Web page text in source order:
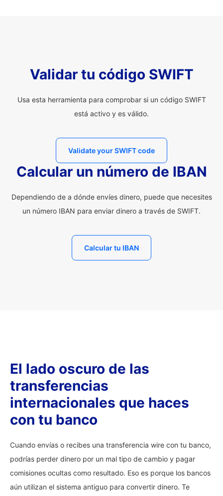
Validar tu código SWIFT
Usa esta herramienta para comprobar si un código SWIFT
está activo y es válido.
Validate your SWIFT code
Calcular un número de IBAN
Dependiendo de a dónde envíes dinero, puede que necesites
un número IBAN para enviar dinero a través de SWIFT.
Calcular tu IBAN
El lado oscuro de las
transferencias
internacionales que haces
con tu banco
Cuando envías o recibes una transferencia wire con tu banco,
podrías perder dinero por un mal tipo de cambio y pagar
comisiones ocultas como resultado. Eso es porque los bancos
aún utilizan el sistema antiguo para convertir dinero. Te